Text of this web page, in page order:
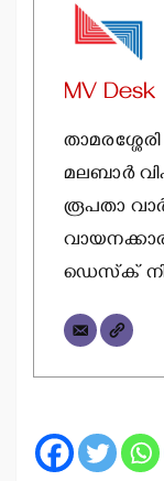
MV Desk
മലബാര്‍
രൂപതാ
ഡെസ്‌ക്